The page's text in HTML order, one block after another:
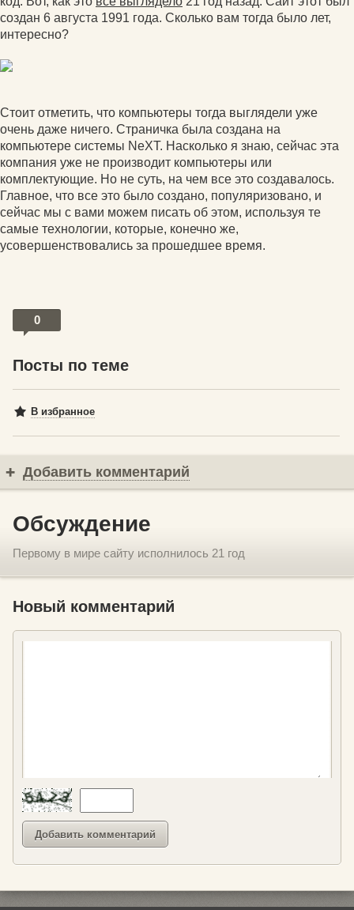
создан 6 августа 1991 года. Сколько вам тогда было лет,
интересно?
Стоит отметить, что компьютеры тогда выглядели уже
очень даже ничего. Страничка была создана на
компьютере системы NeXT. Насколько я знаю, сейчас эта
компания уже не производит компьютеры или
комплектующие. Но не суть, на чем все это создавалось.
Главное, что все это было создано, популяризовано, и
сейчас мы с вами можем писать об этом, используя те
самые технологии, которые, конечно же,
усовершенствовались за прошедшее время.
0
Посты по теме
В избранное
Добавить комментарий
Обсуждение
Первому в мире сайту исполнилось 21 год
Новый комментарий